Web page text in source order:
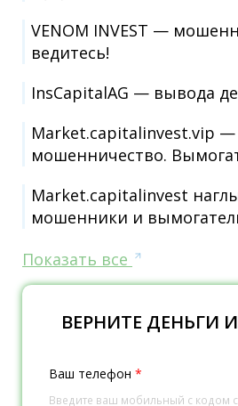
VENOM INVEST —
ведитесь!
InsCapitalAG — вывода
Market.capitalinvest.vip
мошенничество.
Market.capitalinvest
мошенники и
Показать все
ВЕРНИТЕ ДЕНЬГИ
Ваш телефон *